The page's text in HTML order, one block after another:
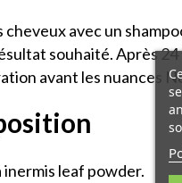
cheveux avec un
souhaité. Après
avant les nuances
inermis leaf powder.